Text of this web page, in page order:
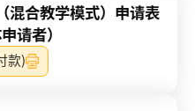
混合教学模式）申请表
请者）
款)